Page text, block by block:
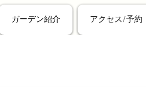
ガーデン紹介 アクセス/予約